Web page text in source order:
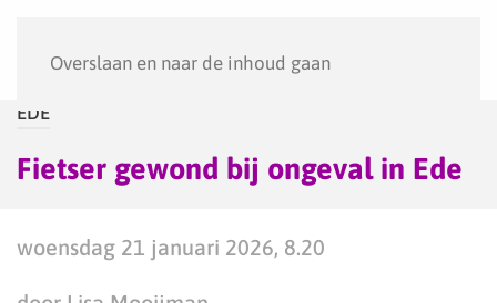
Overslaan en naar de inhoud gaan
EDE
Fietser gewond bij ongeval in Ede
woensdag 21 januari 2026, 8.20